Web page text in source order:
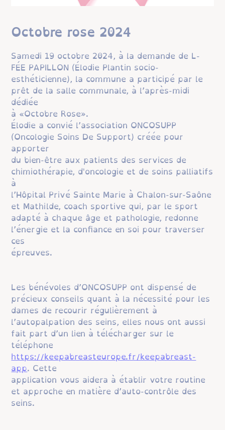
Octobre rose 2024
​​​​​​​Samedi 19 octobre 2024, à la demande de L-
FÉE PAPILLON (Élodie Plantin socio-
esthéticienne), la commune a participé par le
prêt de la salle communale, à l’après-midi
dédiée
à «Octobre Rose».
Élodie a convié l’association ONCOSUPP
(Oncologie Soins De Support) créée pour
apporter
du bien-être aux patients des services de
chimiothérapie, d'oncologie et de soins palliatifs
à
l’Hôpital Privé Sainte Marie à Chalon-sur-Saône
et Mathilde, coach sportive qui, par le sport
adapté à chaque âge et pathologie, redonne
l’énergie et la confiance en soi pour traverser
ces
épreuves.
Les bénévoles d’ONCOSUPP ont dispensé de
précieux conseils quant à la nécessité pour les
dames de recourir régulièrement à
l’autopalpation des seins, elles nous ont aussi
fait part d’un lien à télécharger sur le
téléphone
https://keepabreasteurope.fr/keepabreast-
app. Cette
application vous aidera à établir votre routine
et approche en matière d’auto-contrôle des
seins.